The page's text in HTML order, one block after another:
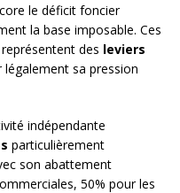
le déficit foncier
la base imposable. Ces
des leviers
légalement sa pression
indépendante
particulièrement
son abattement
50% pour les